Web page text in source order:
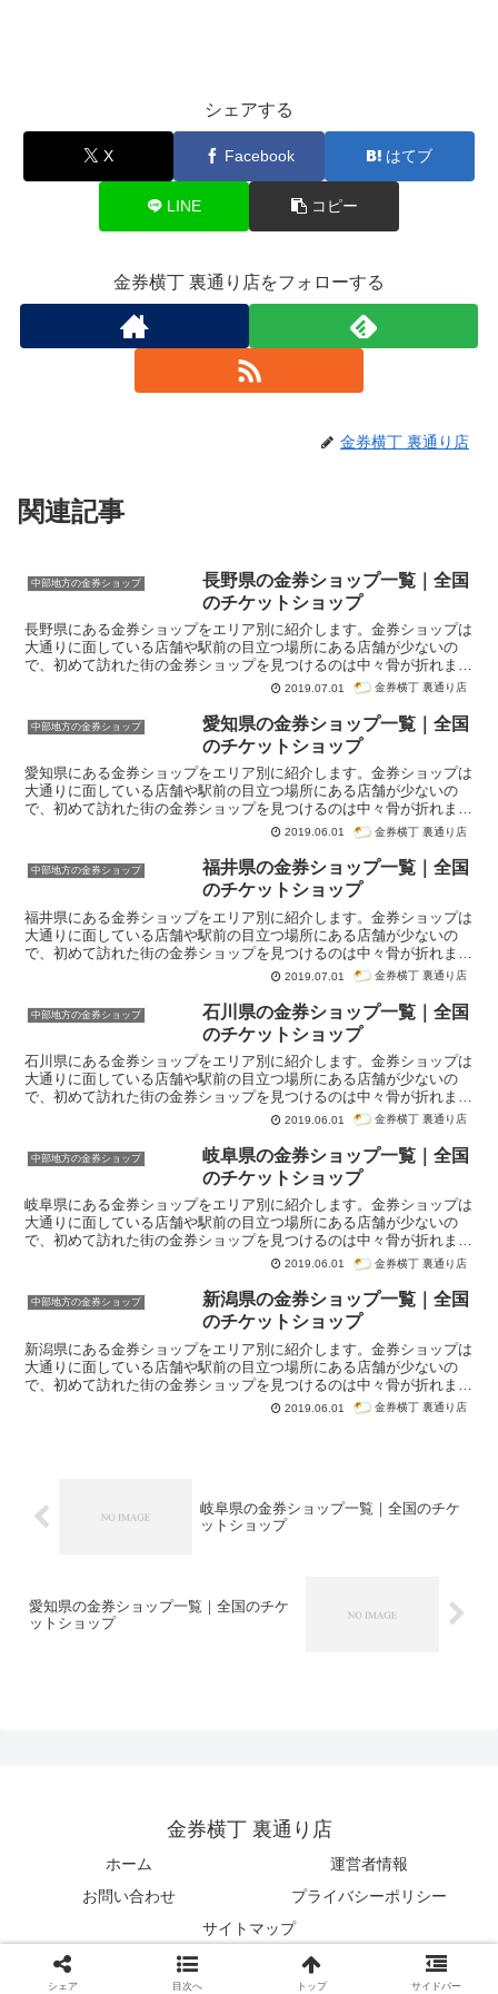
シェアする
X Facebook はてブ
LINE コピー
金券横丁 裏通り店をフォローする
金券横丁 裏通り店
関連記事
中部地方の金券ショップ
長野県の金券ショップ一覧｜全国
のチケットショップ
長野県にある金券ショップをエリア別に紹介します。金券ショップは
大通りに面している店舗や駅前の目立つ場所にある店舗が少ないの
で、初めて訪れた街の金券ショップを見つけるのは中々骨が折れま
す。このページでは長野県にある金券ショップの情報をまとめていま
2019.07.01 金券横丁 裏通り店
中部地方の金券ショップ
愛知県の金券ショップ一覧｜全国
のチケットショップ
愛知県にある金券ショップをエリア別に紹介します。金券ショップは
大通りに面している店舗や駅前の目立つ場所にある店舗が少ないの
で、初めて訪れた街の金券ショップを見つけるのは中々骨が折れま
す。このページでは愛知県にある金券ショップの情報をまとめていま
2019.06.01 金券横丁 裏通り店
中部地方の金券ショップ
福井県の金券ショップ一覧｜全国
のチケットショップ
福井県にある金券ショップをエリア別に紹介します。金券ショップは
大通りに面している店舗や駅前の目立つ場所にある店舗が少ないの
で、初めて訪れた街の金券ショップを見つけるのは中々骨が折れま
す。このページでは福井県にある金券ショップの情報をまとめていま
2019.07.01 金券横丁 裏通り店
中部地方の金券ショップ
石川県の金券ショップ一覧｜全国
のチケットショップ
石川県にある金券ショップをエリア別に紹介します。金券ショップは
大通りに面している店舗や駅前の目立つ場所にある店舗が少ないの
で、初めて訪れた街の金券ショップを見つけるのは中々骨が折れま
す。このページでは石川県にある金券ショップの情報をまとめていま
2019.06.01 金券横丁 裏通り店
中部地方の金券ショップ
岐阜県の金券ショップ一覧｜全国
のチケットショップ
岐阜県にある金券ショップをエリア別に紹介します。金券ショップは
大通りに面している店舗や駅前の目立つ場所にある店舗が少ないの
で、初めて訪れた街の金券ショップを見つけるのは中々骨が折れま
す。このページでは岐阜県にある金券ショップの情報をまとめていま
2019.06.01 金券横丁 裏通り店
中部地方の金券ショップ
新潟県の金券ショップ一覧｜全国
のチケットショップ
新潟県にある金券ショップをエリア別に紹介します。金券ショップは
大通りに面している店舗や駅前の目立つ場所にある店舗が少ないの
で、初めて訪れた街の金券ショップを見つけるのは中々骨が折れま
す。このページでは新潟県にある金券ショップの情報をまとめていま
2019.06.01 金券横丁 裏通り店
岐阜県の金券ショップ一覧｜全国のチケ
ットショップ
愛知県の金券ショップ一覧｜全国のチケ
ットショップ
金券横丁 裏通り店
ホーム
運営者情報
お問い合わせ
プライバシーポリシー
サイトマップ
© 2024 金券横丁 裏通り店.
シェア 目次へ トップ サイドバー